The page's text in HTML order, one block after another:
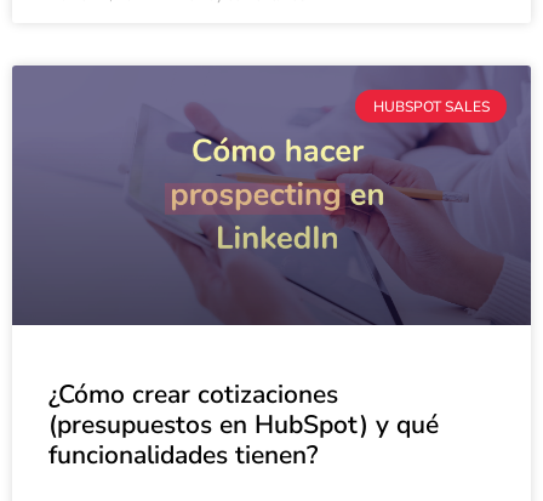
HUBSPOT SALES
¿Cómo crear cotizaciones
(presupuestos en HubSpot) y qué
funcionalidades tienen?